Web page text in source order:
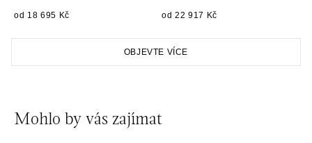
OBJEVTE VÍCE
od 18 695 Kč od 22 917 Kč
Mohlo by vás zajímat